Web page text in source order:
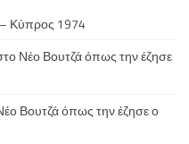
Κύπρος 1974
Νέο Βουτζά όπως την έζησε
Βουτζά όπως την έζησε ο